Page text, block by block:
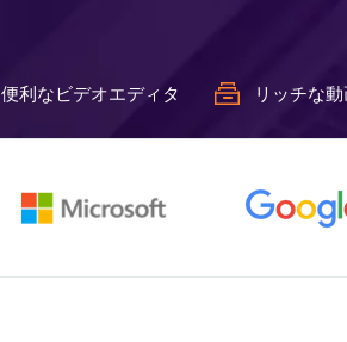
便利なビデオエディタ リッチな